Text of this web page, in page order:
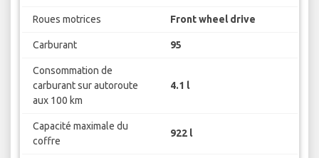
Roues motrices Front wheel drive
Carburant 95
Consommation de
carburant sur autoroute
aux 100 km
4.1 l
Capacité maximale du
coffre
922 l